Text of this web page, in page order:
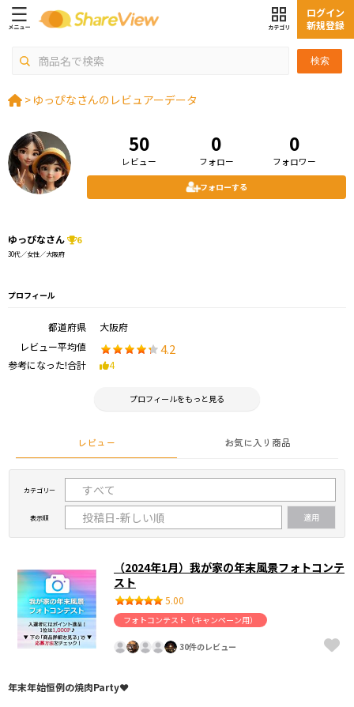
検索
ログイン
新規登録
> ゆっぴなさんのレビュアーデータ
50
レビュー
0
フォロー
0
フォロワー
フォローする
ゆっぴなさん 6
30代／女性／大阪府
プロフィール
都道府県
大阪府
レビュー平均値
4.2
参考になった!合計 4
プロフィールをもっと見る
レビュー お気に入り商品
カテゴリー
表示順
（2024年1月）我が家の年末風景フォトコンテ
スト
5.00
フォトコンテスト（キャンペーン用）
30件のレビュー
年末年始恒例の焼肉Party❤️